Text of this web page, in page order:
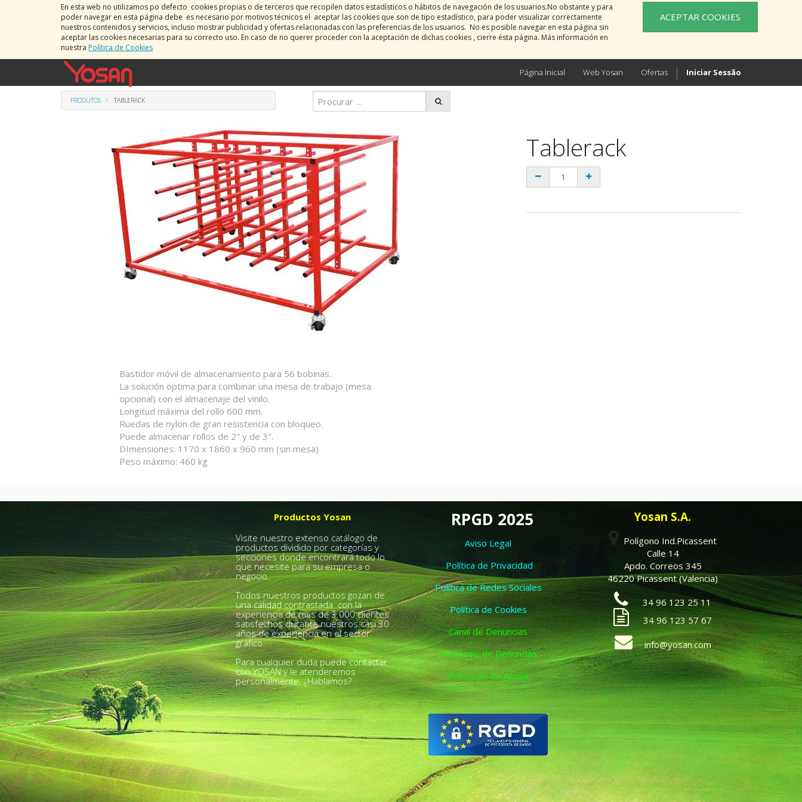
En esta web no utilizamos po defecto cookies propias o de terceros que recopilen datos estadísticos o hábitos de navegación de los usuarios.No obstante y para
poder navegar en esta página debe es necesario por motivos técnicos el aceptar las cookies que son de tipo estadístico, para poder visualizar correctamente
nuestros contenidos y servicios, incluso mostrar publicidad y ofertas relacionadas con las preferencias de los usuarios. No es posible navegar en esta página sin
aceptar las cookies necesarias para su correcto uso. En caso de no querer proceder con la aceptación de dichas cookies , cierre ésta página. Más información en
nuestra Política de Cookies
ACEPTAR COOKIES
Página Inicial Web Yosan Ofertas Iniciar Sessão
PRODUTOS TABLERACK
Tablerack
Bastidor móvil de almacenamiento para 56 bobinas.
La solución optima para combinar una mesa de trabajo (mesa
opcional) con el almacenaje del vinilo.
Longitud máxima del rollo 600 mm.
Ruedas de nylon de gran resistencia con bloqueo.
Puede almacenar rollos de 2" y de 3".
DImensiones: 1170 x 1860 x 960 mm (sin mesa)
Peso máximo: 460 kg
Productos Yosan
Visite nuestro extenso catálogo de
productos dividido por categorías y
secciones donde encontrará todo lo
que necesite para su empresa o
negocio.
Todos nuestros productos gozan de
una calidad contrastada con la
experiencia de más de 3.000 clientes
satisfechos durante nuestros casi 30
años de experiencia en el sector
gráfico.
Para cualquier duda puede contactar
con YOSAN y le atenderemos
personalmente. ¿Hablamos?
RPGD 2025
Aviso Legal
Política de Privacidad
Política de Redes Sociales
Política de Cookies
Canal de Denuncias
Protocolo de Denuncias
Protocolo de Acoso
Yosan S.A.
Polígono Ind.Picassent
Calle 14
Apdo. Correos 345
46220 Picassent (Valencia)
34 96 123 25 11
34 96 123 57 67
info@yosan.com